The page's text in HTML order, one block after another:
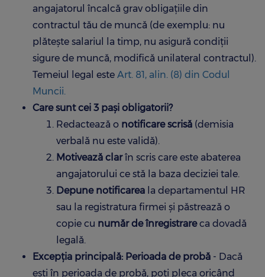
angajatorul încalcă grav obligațiile din
contractul tău de muncă (de exemplu: nu
plătește salariul la timp, nu asigură condiții
sigure de muncă, modifică unilateral contractul).
Temeiul legal este Art. 81, alin. (8) din Codul
Muncii.
Care sunt cei 3 pași obligatorii?
Redactează o notificare scrisă (demisia
verbală nu este validă).
Motivează clarîn scris care este abaterea
angajatorului ce stă la baza deciziei tale.
Depune notificarea la departamentul HR
sau la registratura firmei și păstrează o
copie cu număr de înregistrareca dovadă
legală.
Excepția principală: Perioada de probă - Dacă
ești în perioada de probă, poți pleca oricând